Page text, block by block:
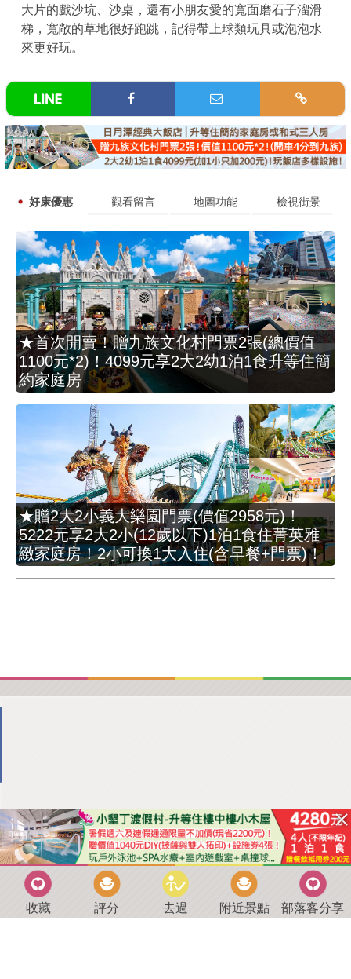
大片的戲沙坑、沙桌，還有小朋友愛的寬面磨石子溜滑
梯，寬敞的草地很好跑跳，記得帶上球類玩具或泡泡水
來更好玩。
好康優惠 觀看留言 地圖功能 檢視街景
★首次開賣！贈九族文化村門票2張(總價值
1100元*2)！4099元享2大2幼1泊1食升等住簡
約家庭房
★贈2大2小義大樂園門票(價值2958元)！
5222元享2大2小(12歲以下)1泊1食住菁英雅
緻家庭房！2小可換1大入住(含早餐+門票)！
收藏 評分 去過 附近景點 部落客分享